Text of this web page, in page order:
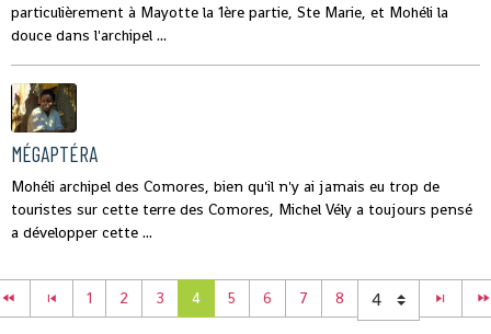
particulièrement à Mayotte la 1ère partie, Ste Marie, et Mohéli la
douce dans l'archipel ...
MÉGAPTÉRA
Mohéli archipel des Comores, bien qu'il n'y ai jamais eu trop de
touristes sur cette terre des Comores, Michel Vély a toujours pensé
a développer cette ...
1 2 3 4 5 6 7 8